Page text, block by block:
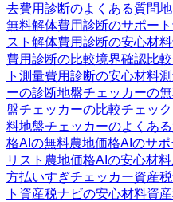
去費用診断のよくある質問
無料解体費用診断のサポート
スト 解体費用診断の安心材料
費用診断の比較境界確認比
ト 測量費用診断の安心材料
ーの診断地盤チェッカーの
盤チェッカーの比較チェック
料地盤チェッカーのよくあ
格AIの無料農地価格AIのサポ
リスト 農地価格AIの安心材料
方払いすぎチェッカー資産
ト 資産税ナビの安心材料資